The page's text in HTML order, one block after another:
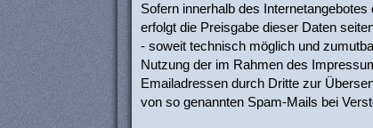
Sofern innerhalb des
erfolgt die Preisgabe dieser Daten
- soweit technisch möglich und
Nutzung der im Rahmen des
Emailadressen durch Dritte zur
von so genannten Spam-Mails bei